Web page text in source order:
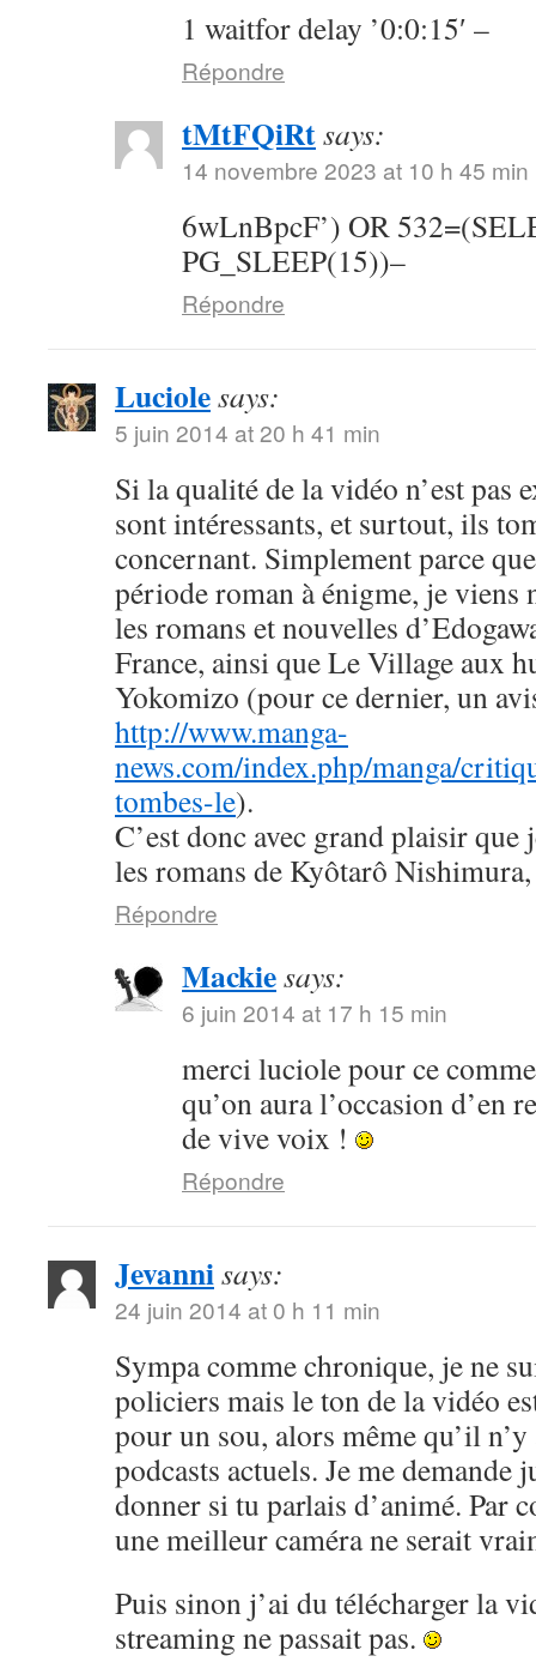
1 waitfor delay ’0:0:15′ –
Répondre
tMtFQiRtsays:
14 novembre 2023 at 10 h 45 min
6wLnBpcF’) OR
PG_SLEEP(15))–
Répondre
Luciolesays:
5 juin 2014 at 20 h 41 min
Si la qualité de la vidéo n’est pas
sont intéressants, et surtout, ils
concernant. Simplement parce
période roman à énigme, je viens
les romans et nouvelles
France, ainsi que Le Village aux
Yokomizo (pour ce dernier, un
http://www.manga-
news.com/index.php/manga/
tombes-le).
C’est donc avec grand plaisir que
les romans de Kyôtarô
Répondre
Mackiesays:
6 juin 2014 at 17 h 15 min
merci luciole pour ce
qu’on aura l’occasion d’en
de vive voix !
Répondre
Jevannisays:
24 juin 2014 at 0 h 11 min
Sympa comme chronique, je ne
policiers mais le ton de la vidéo
pour un sou, alors même qu’il
podcasts actuels. Je me demande
donner si tu parlais d’animé. Par
une meilleur caméra ne serait
Puis sinon j’ai du télécharger la
streaming ne passait pas.